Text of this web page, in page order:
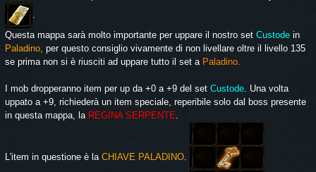
.
Questa mappa sarà molto importante per uppare il nostro set Custode in
Paladino, per questo consiglio vivamente di non livellare oltre il livello 135
se prima non si è riusciti ad uppare tutto il set a Paladino.
I mob dropperanno item per up da +0 a +9 del set Custode. Una volta
uppato a +9, richiederà un item speciale, reperibile solo dal boss presente
in questa mappa, la REGINA SERPENTE.
L'item in questione è la CHIAVE PALADINO.